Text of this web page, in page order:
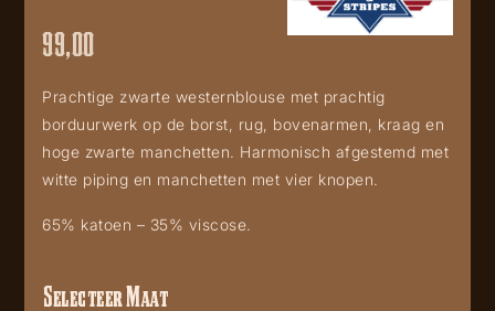
99,00
Prachtige zwarte westernblouse met prachtig
borduurwerk op de borst, rug, bovenarmen, kraag en
hoge zwarte manchetten. Harmonisch afgestemd met
witte piping en manchetten met vier knopen.
65% katoen – 35% viscose.
Selecteer Maat